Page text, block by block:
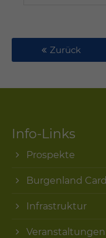
Zurück
Info-Links
Prospekte
Burgenland Card
Infrastruktur
Veranstaltungen